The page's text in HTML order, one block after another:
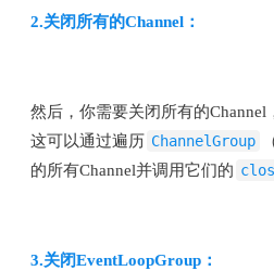
2.关闭所有的Channel：
然后，你需要关闭所有的Channel
这可以通过遍历 ChannelGroup
的所有Channel并调用它们的
3.关闭EventLoopGroup：